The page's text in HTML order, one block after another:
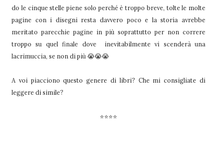
do le cinque stelle piene solo perché è troppo breve, tolte le molte
pagine con i disegni resta davvero poco e la storia avrebbe
meritato parecchie pagine in più soprattutto per non correre
troppo su quel finale dove inevitabilmente vi scenderà una
lacrimuccia, se non di più 😭😭😭
A voi piacciono questo genere di libri? Che mi consigliate di
leggere di simile?
⭐⭐⭐⭐